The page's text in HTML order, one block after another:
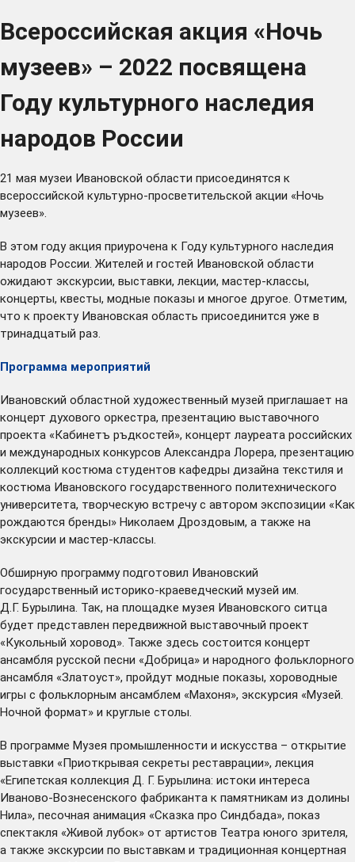
Всероссийская акция «Ночь
музеев» – 2022 посвящена
Году культурного наследия
народов России
21 мая музеи Ивановской области присоединятся к
всероссийской культурно-просветительской акции «Ночь
музеев».
В этом году акция приурочена к Году культурного наследия
народов России. Жителей и гостей Ивановской области
ожидают экскурсии, выставки, лекции, мастер-классы,
концерты, квесты, модные показы и многое другое. Отметим,
что к проекту Ивановская область присоединится уже в
тринадцатый раз.
Программа мероприятий
Ивановский областной художественный музей приглашает на
концерт духового оркестра, презентацию выставочного
проекта «Кабинетъ ръдкостей», концерт лауреата российских
и международных конкурсов Александра Лорера, презентацию
коллекций костюма студентов кафедры дизайна текстиля и
костюма Ивановского государственного политехнического
университета, творческую встречу с автором экспозиции «Как
рождаются бренды» Николаем Дроздовым, а также на
экскурсии и мастер-классы.
Обширную программу подготовил Ивановский
государственный историко-краеведческий музей им.
Д.Г. Бурылина. Так, на площадке музея Ивановского ситца
будет представлен передвижной выставочный проект
«Кукольный хоровод». Также здесь состоится концерт
ансамбля русской песни «Добрица» и народного фольклорного
ансамбля «Златоуст», пройдут модные показы, хороводные
игры с фольклорным ансамблем «Махоня», экскурсия «Музей.
Ночной формат» и круглые столы.
В программе Музея промышленности и искусства – открытие
выставки «Приоткрывая секреты реставрации», лекция
«Египетская коллекция Д. Г. Бурылина: истоки интереса
Иваново-Вознесенского фабриканта к памятникам из долины
Нила», песочная анимация «Сказка про Синдбада», показ
спектакля «Живой лубок» от артистов Театра юного зрителя,
а также экскурсии по выставкам и традиционная концертная